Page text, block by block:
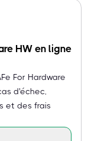
HW en ligne
For Hardware
d'échec,
et des frais